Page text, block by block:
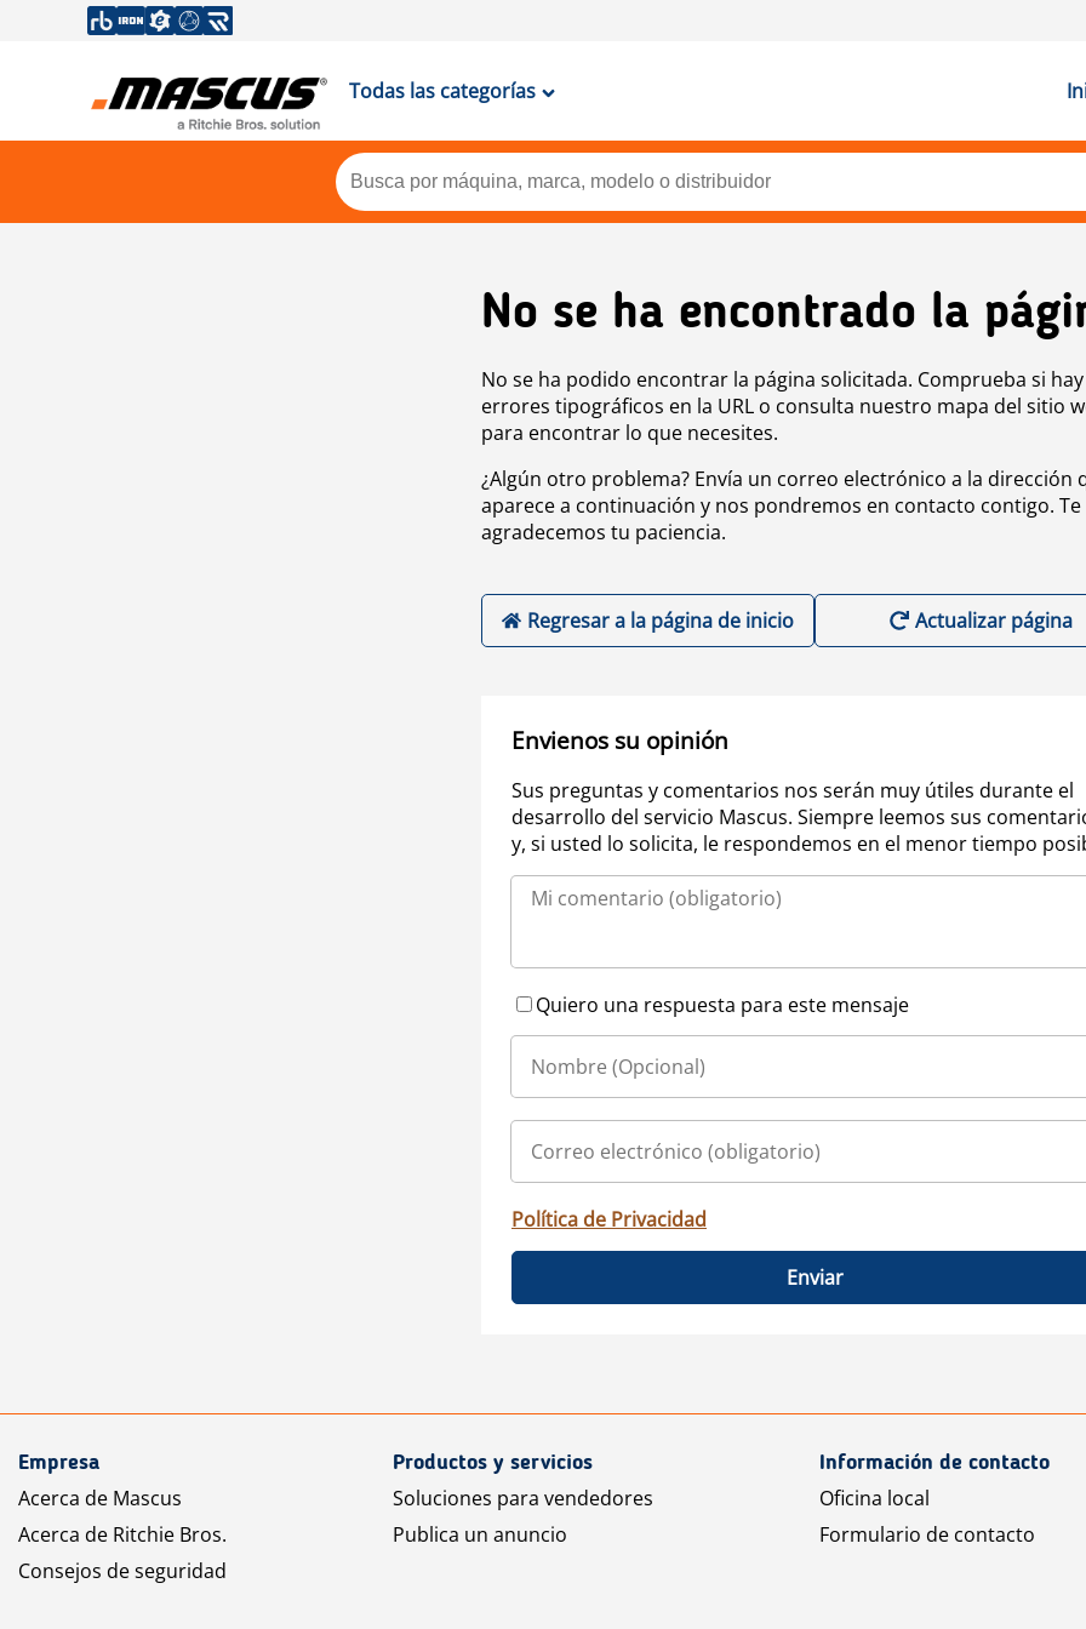
Todas las categorías
No se ha encontrado la
No se ha podido encontrar la página solicitada. Comprueba si hay
errores tipográficos en la URL o consulta nuestro mapa del sitio
para encontrar lo que necesites.
¿Algún otro problema? Envía un correo electrónico a la dirección
aparece a continuación y nos pondremos en contacto contigo. Te
agradecemos tu paciencia.
Regresar a la página de inicio Actualizar página
Envienos su opinión
Sus preguntas y comentarios nos serán muy útiles durante el
desarrollo del servicio Mascus. Siempre leemos sus
y, si usted lo solicita, le respondemos en el menor tiempo
Quiero una respuesta para este mensaje
Política de Privacidad
Enviar
Empresa
Acerca de Mascus
Acerca de Ritchie Bros.
Consejos de seguridad
Productos y servicios
Soluciones para vendedores
Publica un anuncio
Información de contacto
Oficina local
Formulario de contacto